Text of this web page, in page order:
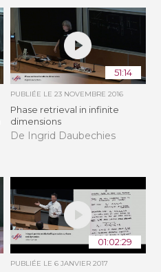
51:14
PUBLIÉE LE 23 NOVEMBRE 2016
Phase retrieval in infinite
dimensions
De Ingrid Daubechies
01:02:29
PUBLIÉE LE 6 JANVIER 2017